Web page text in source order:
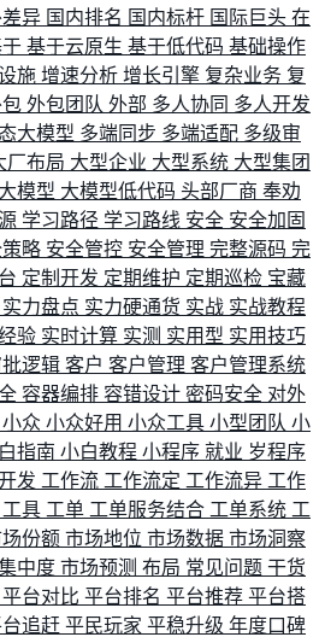
差异 国内排名 国内标杆 国际巨头 在
基于云原生 基于低代码 基础操作
施 增速分析 增长引擎 复杂业务 复
外包团队 外部 多人协同 多人开发
大模型 多端同步 多端适配 多级审
厂布局 大型企业 大型系统 大型集团
大模型 大模型低代码 头部厂商 奉劝
学习路径 学习路线 安全 安全加固
略 安全管控 安全管理 完整源码 完
定制开发 定期维护 定期巡检 宝藏
实力盘点 实力硬通货 实战 实战教程
验 实时计算 实测 实用型 实用技巧
逻辑 客户 客户管理 客户管理系统
容器编排 容错设计 密码安全 对外
小众 小众好用 小众工具 小型团队 小
指南 小白教程 小程序 就业 岁程序
发 工作流 工作流定 工作流异 工作
工具 工单 工单服务结合 工单系统 工
份额 市场地位 市场数据 市场洞察
中度 市场预测 布局 常见问题 干货
平台对比 平台排名 平台推荐 平台搭
追赶 平民玩家 平稳升级 年度口碑